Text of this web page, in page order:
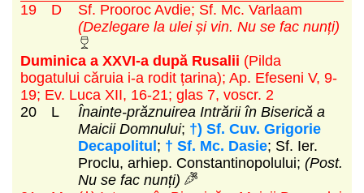
19 D
Sf. Prooroc Avdie; Sf. Mc. Varlaam
(Dezlegare la ulei și vin. Nu se fac nunți)
Duminica a XXVI-a după Rusalii (Pilda
bogatului căruia i-a rodit țarina); Ap. Efeseni V, 9-
19; Ev. Luca XII, 16-21; glas 7, voscr. 2
20
L
Înainte-prăznuirea Intrării în Biserică a
Maicii Domnului; †) Sf. Cuv. Grigorie
Decapolitul; † Sf. Mc. Dasie; Sf. Ier.
Proclu, arhiep. Constantinopolului; (Post.
Nu se fac nunți)